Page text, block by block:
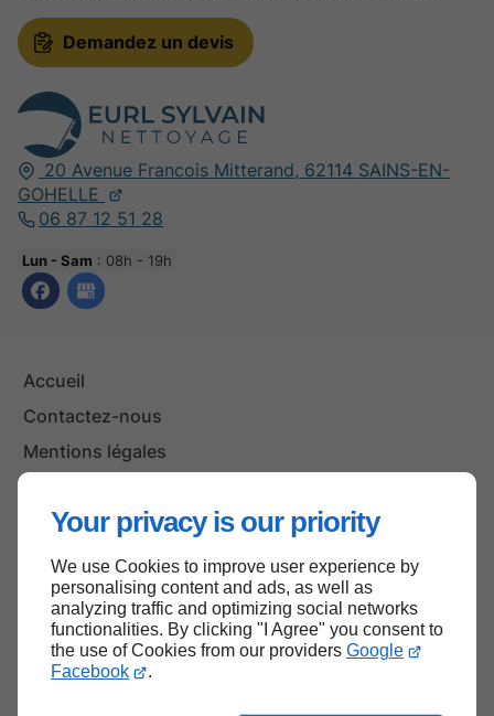
Your privacy is our priority
We use Cookies to improve user experience by
personalising content and ads, as well as
analyzing traffic and optimizing social networks
functionalities. By clicking "I Agree" you consent to
the use of Cookies from our providers Google
Facebook
.
20 Avenue Francois Mitterand, 62114 SAINS-EN-
GOHELLE
06 87 12 51 28
Lun - Sam : 08h - 19h
Accueil
Contactez-nous
Mentions légales
Demandez un devis
Haut de page